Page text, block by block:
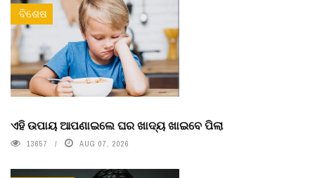
ବିଶେଷ
ଏହି ଉପାୟ ଆପଣାଇଲେ ଘର ଖାଦ୍ୟ ଖାଇବେ ପିଲା
13657 AUG 07, 2026